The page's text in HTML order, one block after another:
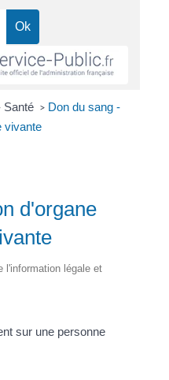
Santé > Don du sang -
vivante
d'organe
l'information légale et
sur une personne